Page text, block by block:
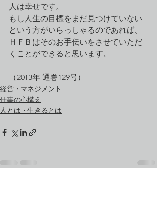
人は幸せです。
もし人生の目標をまだ見つけていない
という方がいらっしゃるのであれば、
ＨＦＢはそのお手伝いをさせていただ
くことができると思います。
（2013年 通巻129号）
経営・マネジメント
仕事の心構え
人とは・生きるとは